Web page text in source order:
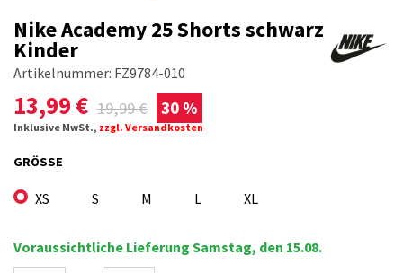
Nike Academy 25 Shorts schwarz
Kinder
Artikelnummer: FZ9784-010
13,99 € 19,99€ 30 %
Inklusive MwSt., zzgl. Versandkosten
GRÖSSE
XS S M L XL
Voraussichtliche Lieferung Samstag, den 15.08.